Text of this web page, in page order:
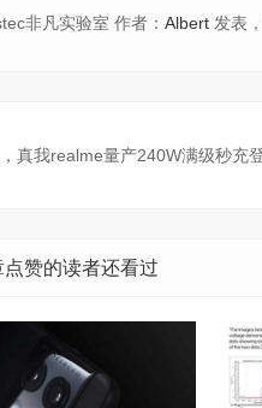
非凡实验室 作者： Albert 发表
真我realme量产240W满级秒充
赞的读者还看过